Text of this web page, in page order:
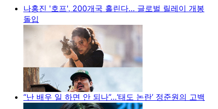
나홍진 '호프', 200개국 홀린다… 글로벌 릴레이 개봉
돌입
“난 배우 일 하면 안 되나”…‘태도 논란’ 정준원의 고백